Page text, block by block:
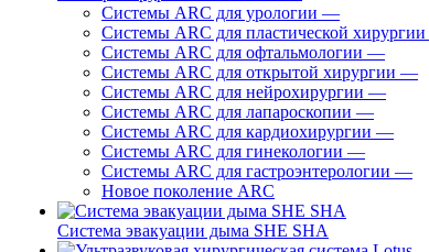
Системы ARC для урологии —
Системы ARC для пластической хирургии
Системы ARC для офтальмологии —
Системы ARC для открытой хирургии —
Системы ARC для нейрохирургии —
Системы ARC для лапароскопии —
Системы ARC для кардиохирургии —
Системы ARC для гинекологии —
Системы ARC для гастроэнтерологии —
Новое поколение ARC
Система эвакуации дыма SHE SHA